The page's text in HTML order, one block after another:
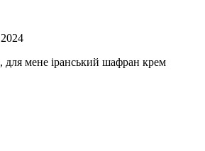
мене іранський шафран крем